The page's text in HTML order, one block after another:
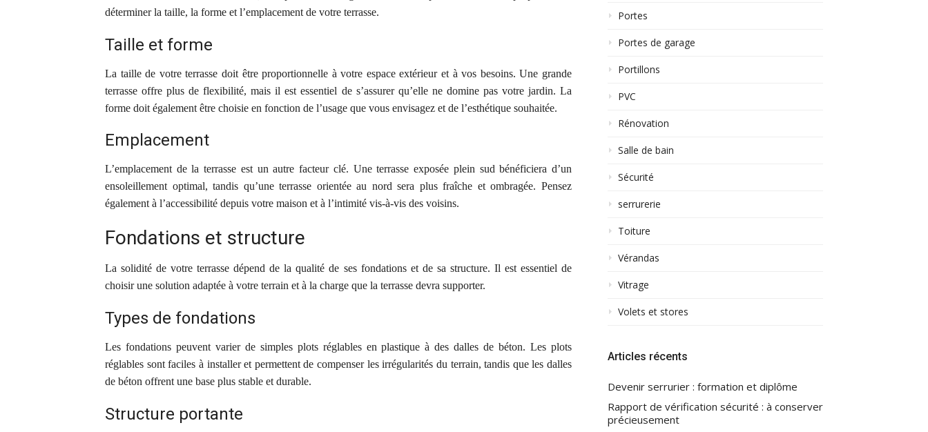
déterminer la taille, la forme et l’emplacement de votre terrasse.
Taille et forme
La taille de votre terrasse doit être proportionnelle à votre espace extérieur et à vos besoins. Une grande
terrasse offre plus de flexibilité, mais il est essentiel de s’assurer qu’elle ne domine pas votre jardin. La
forme doit également être choisie en fonction de l’usage que vous envisagez et de l’esthétique souhaitée.
Emplacement
L’emplacement de la terrasse est un autre facteur clé. Une terrasse exposée plein sud bénéficiera d’un
ensoleillement optimal, tandis qu’une terrasse orientée au nord sera plus fraîche et ombragée. Pensez
également à l’accessibilité depuis votre maison et à l’intimité vis-à-vis des voisins.
Fondations et structure
La solidité de votre terrasse dépend de la qualité de ses fondations et de sa structure. Il est essentiel de
choisir une solution adaptée à votre terrain et à la charge que la terrasse devra supporter.
Types de fondations
Les fondations peuvent varier de simples plots réglables en plastique à des dalles de béton. Les plots
réglables sont faciles à installer et permettent de compenser les irrégularités du terrain, tandis que les dalles
de béton offrent une base plus stable et durable.
Structure portante
Portes
Portes de garage
Portillons
PVC
Rénovation
Salle de bain
Sécurité
serrurerie
Toiture
Vérandas
Vitrage
Volets et stores
Articles récents
Devenir serrurier : formation et diplôme
Rapport de vérification sécurité : à conserver
précieusement